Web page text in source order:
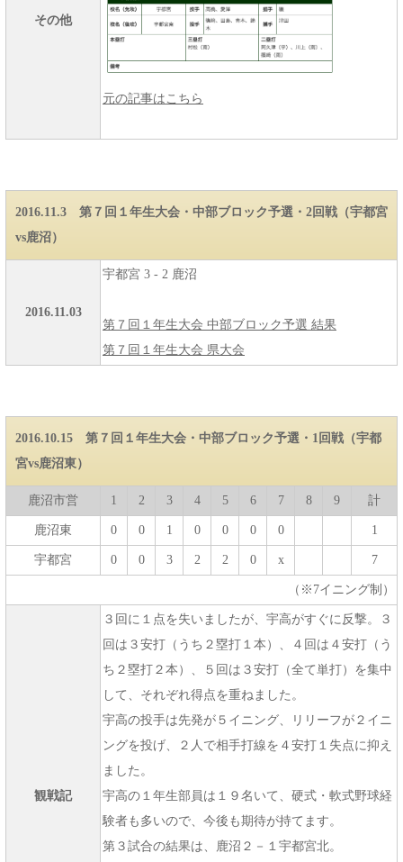
その他
元の記事はこちら
2016.11.3 第７回１年生大会・中部ブロック予選・2回戦（宇都宮
vs鹿沼）
2016.11.03
宇都宮 3 - 2 鹿沼
第７回１年生大会 中部ブロック予選 結果
第７回１年生大会 県大会
2016.10.15 第７回１年生大会・中部ブロック予選・1回戦（宇都
宮vs鹿沼東）
鹿沼市営 1 2 3 4 5 6 7 8 9 計
鹿沼東 0 0 1 0 0 0 0 1
宇都宮 0 0 3 2 2 0 x 7
（※7イニング制）
観戦記
３回に１点を失いましたが、宇高がすぐに反撃。３
回は３安打（うち２塁打１本）、４回は４安打（う
ち２塁打２本）、５回は３安打（全て単打）を集中
して、それぞれ得点を重ねました。
宇高の投手は先発が５イニング、リリーフが２イニ
ングを投げ、２人で相手打線を４安打１失点に抑え
ました。
宇高の１年生部員は１９名いて、硬式・軟式野球経
験者も多いので、今後も期待が持てます。
第３試合の結果は、鹿沼２－１宇都宮北。